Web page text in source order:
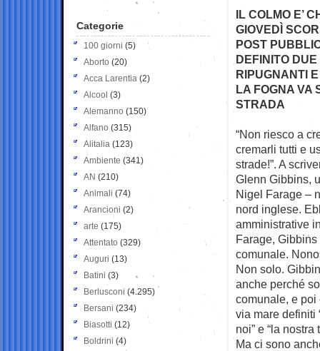
IL COLMO E’
GIOVEDÌ
POST
DEFINITO
RIPUGNANTI
LA FOGNA VA
STRADA
“Non riesco a
cremarli tutti e
strade!”. A
Glenn Gibbins,
Nigel Farage –
nord inglese.
amministrative
Farage,
comunale.
Non solo.
anche perché
comunale, e
via mare definiti
noi” e “la
Ma ci sono
Categorie
100 giorni (5)
Aborto (20)
Acca Larentia (2)
Alcool (3)
Alemanno (150)
Alfano (315)
Alitalia (123)
Ambiente (341)
AN (210)
Animali (74)
Arancioni (2)
arte (175)
Attentato (329)
Auguri (13)
Batini (3)
Berlusconi (4.295)
Bersani (234)
Biasotti (12)
Boldrini (4)